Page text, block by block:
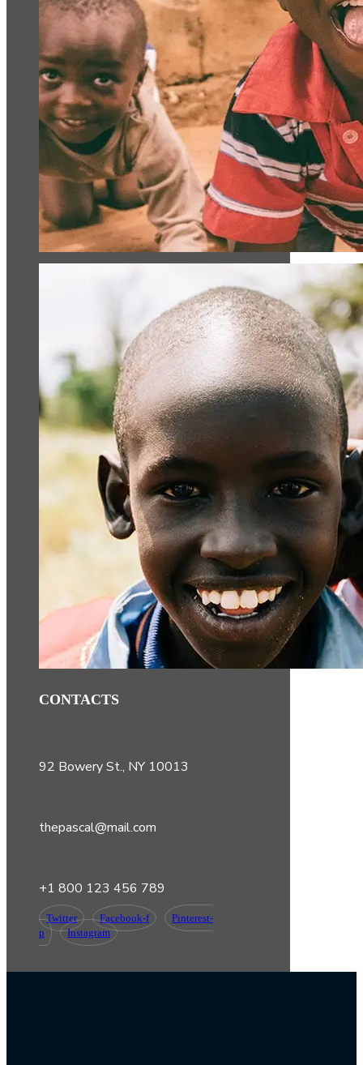
CONTACTS
92 Bowery St., NY 10013
thepascal@mail.com
+1 800 123 456 789
Twitter Facebook-f
Pinterest-
p
Instagram